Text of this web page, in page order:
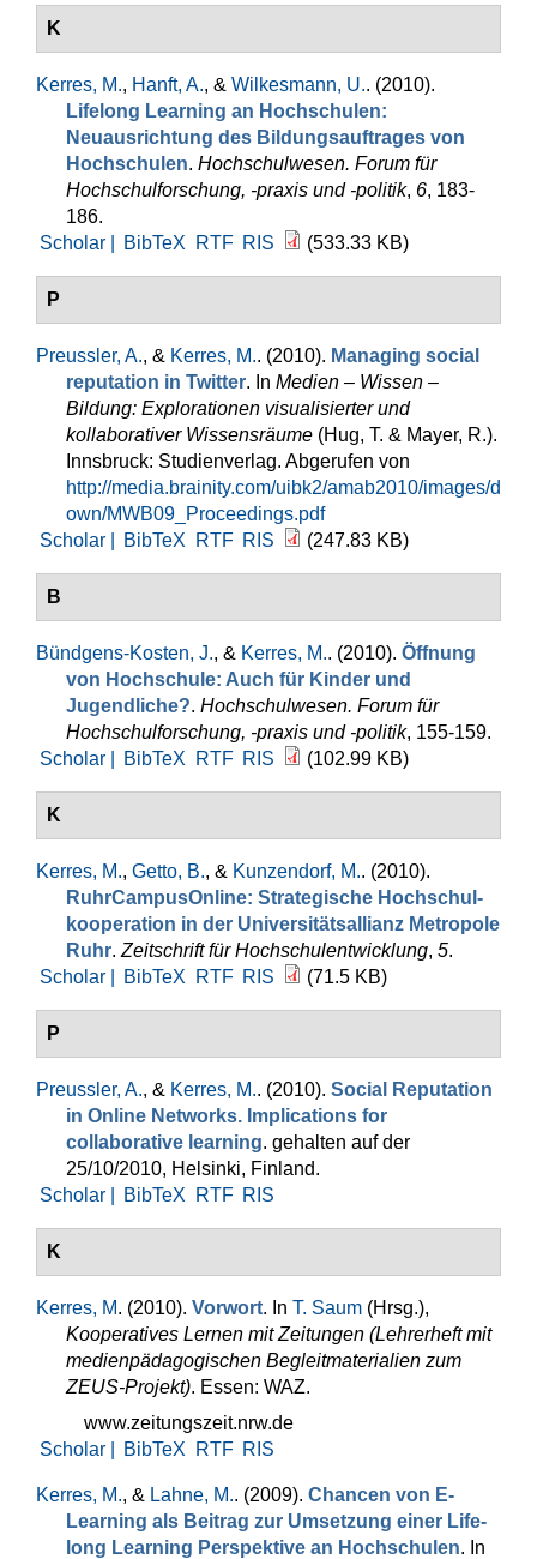
K
Kerres, M., Hanft, A., & Wilkesmann, U.. (2010).
Lifelong Learning an Hochschulen:
Neuausrichtung des Bildungsauftrages von
Hochschulen. Hochschulwesen. Forum für
Hochschulforschung, -praxis und -politik, 6, 183-
186.
Scholar |
BibTeX RTF RIS (533.33 KB)
P
Preussler, A., & Kerres, M.. (2010). Managing social
reputation in Twitter. In Medien – Wissen –
Bildung: Explorationen visualisierter und
kollaborativer Wissensräume (Hug, T. & Mayer, R.).
Innsbruck: Studienverlag. Abgerufen von
http://media.brainity.com/uibk2/amab2010/images/d
own/MWB09_Proceedings.pdf
Scholar |
BibTeX RTF RIS (247.83 KB)
B
Bündgens-Kosten, J., & Kerres, M.. (2010). Öffnung
von Hochschule: Auch für Kinder und
Jugendliche?. Hochschulwesen. Forum für
Hochschulforschung, -praxis und -politik, 155-159.
Scholar |
BibTeX RTF RIS (102.99 KB)
K
Kerres, M., Getto, B., & Kunzendorf, M.. (2010).
RuhrCampusOnline: Strategische Hochschul­
kooperation in der Universitätsallianz Metropole
Ruhr. Zeitschrift für Hochschulentwicklung, 5.
Scholar |
BibTeX RTF RIS (71.5 KB)
P
Preussler, A., & Kerres, M.. (2010). Social Reputation
in Online Networks. Implications for
collaborative learning. gehalten auf der
25/10/2010, Helsinki, Finland.
Scholar |
BibTeX RTF RIS
K
Kerres, M. (2010). Vorwort. In T. Saum (Hrsg.),
Kooperatives Lernen mit Zeitungen (Lehrerheft mit
medienpädagogischen Begleitmaterialien zum
ZEUS-Projekt). Essen: WAZ.
www.zeitungszeit.nrw.de
Scholar |
BibTeX RTF RIS
Kerres, M., & Lahne, M.. (2009). Chancen von E-
Learning als Beitrag zur Umsetzung einer Life-
long Learning Perspektive an Hochschulen. In